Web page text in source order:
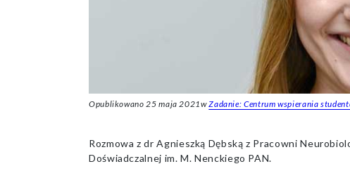
Opublikowano 25 maja 2021wZadanie: Centrum wspierania
Rozmowa z dr Agnieszką Dębską z Pracowni
Doświadczalnej im. M. Nenckiego PAN.